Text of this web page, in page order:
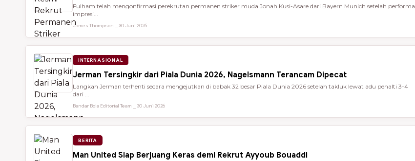
Fulham telah mengonfirmasi perekrutan permanen striker muda Jonah Kusi-Asare dari Bayern Munich setelah performa
impresi...
James Thompson ⎯ 30 Juni 2026
INTERNASIONAL
Jerman Tersingkir dari Piala Dunia 2026, Nagelsmann Terancam Dipecat
Langkah Jerman terhenti secara mengejutkan di babak 32 besar Piala Dunia 2026 setelah takluk lewat adu penalti 3-4
dari ...
Bandar Bola Editorial Team ⎯ 30 Juni 2026
BERITA
Man United Siap Berjuang Keras demi Rekrut Ayyoub Bouaddi